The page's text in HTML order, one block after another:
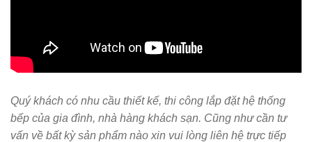
Quý khách có nhu cầu thiết kế, thi công lắp đặt hệ thống
bếp của gia đình, nhà hàng khách sạn. Cũng như cần tư
vấn về bất kỳ sản phẩm nào xin vui lòng liên hệ trực tiếp